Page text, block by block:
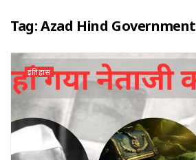
Tag:Azad Hind Government
इतिहास